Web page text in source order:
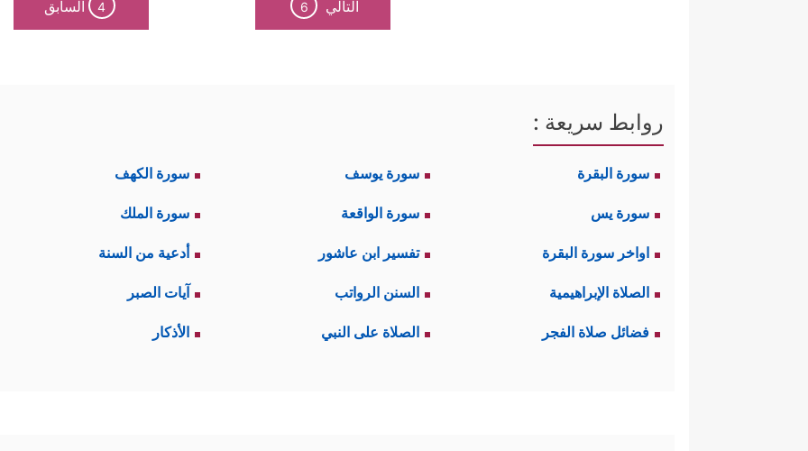
﴿وَلَاۤ أَنَا۠ عَابِدࣱ مَّا عَبَدتُّمۡ﴿٤﴾ وَلَاۤ أَنتُمۡ عَـٰبِدُونَ مَاۤ أَعۡبُدُ﴾، وقد جاءت
ثم جاء توضيح المقصود بهذه المفاصلة:
التالي 6
4 السابق
روابط سريعة :
سورة البقرة سورة يوسف سورة الكهف
سورة يس سورة الواقعة سورة الملك
اواخر سورة البقرة تفسير ابن عاشور أدعية من السنة
الصلاة الإبراهيمية السنن الرواتب آيات الصبر
فضائل صلاة الفجر الصلاة على النبي الأذكار